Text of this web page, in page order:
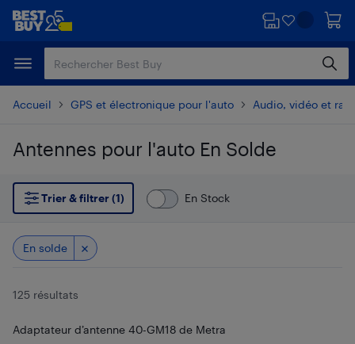
Passer
principal
Passer
Accueil GPS et électronique pour l'auto Audio, vidéo et
Antennes pour l'auto En Solde
Passer aux résultats
Trier & filtrer (1)
En Stock
En solde
125 résultats
Adaptateur d’antenne 40-GM18 de Metra